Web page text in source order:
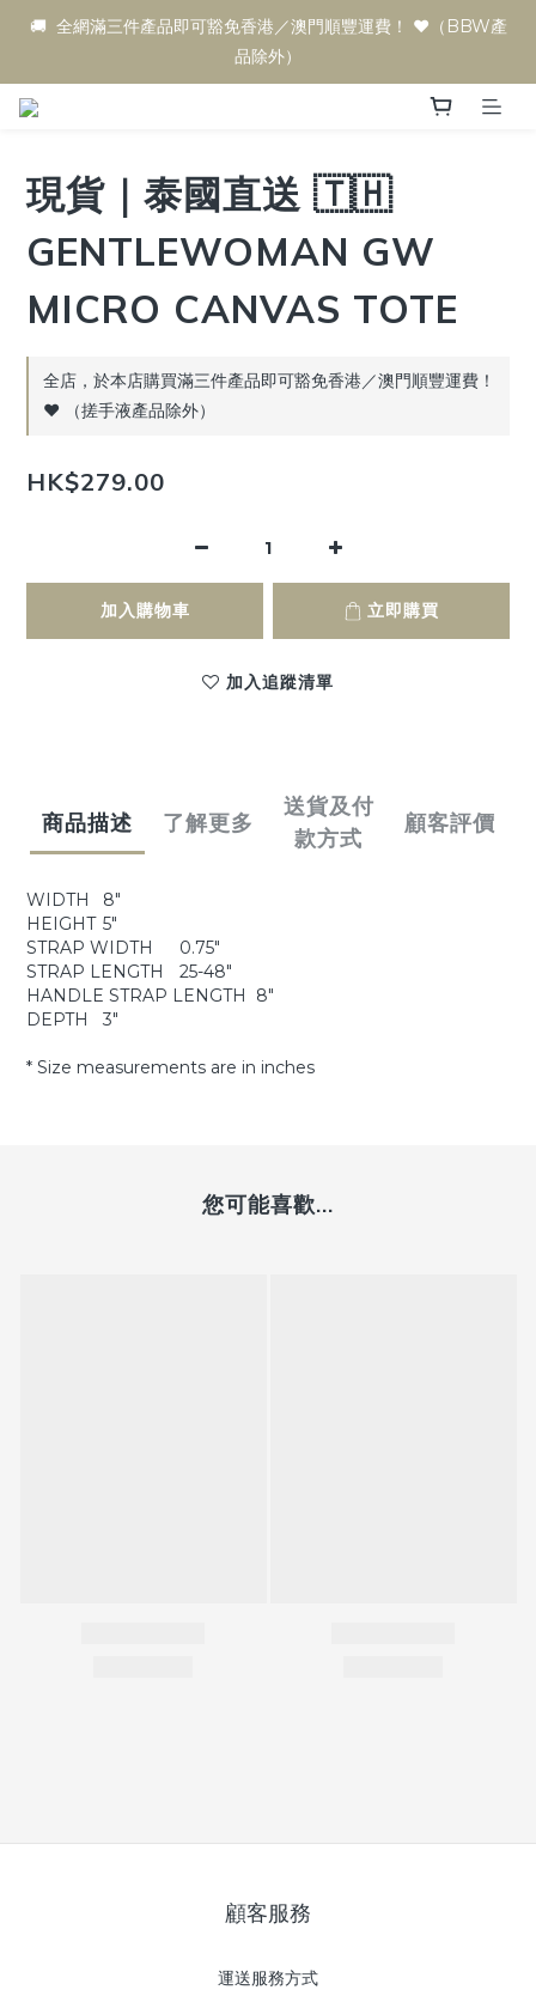
🚚  全網滿三件產品即可豁免香港／澳門順豐運費！ ♥️（BBW產
品除外）
現貨｜泰國直送 🇹🇭
GENTLEWOMAN GW
MICRO CANVAS TOTE
全店，於本店購買滿三件產品即可豁免香港／澳門順豐運費！
♥️ （搓手液產品除外）
HK$279.00
加入購物車 立即購買
加入追蹤清單
商品描述 了解更多
送貨及付
款方式
顧客評價
WIDTH
8"
HEIGHT 5"
STRAP WIDTH
0.75"
STRAP LENGTH
25-48"
HANDLE STRAP LENGTH
8"
DEPTH
3"
* Size measurements are in inches
您可能喜歡...
顧客服務
運送服務方式